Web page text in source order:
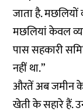
जाता है. मछलियों
मछलियां केवल
पास सहकारी
नहीं था.”
औरतें अब जमीन के
खेती के सहारे हैं.